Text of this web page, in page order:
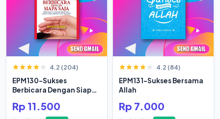
4.2 (204)
EPM130-Sukses
Berbicara Dengan Siapa
Rp 11.500
4.2 (84)
EPM131-Sukses Bersama
Allah
Rp 7.000